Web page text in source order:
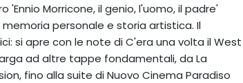
Morricone, il genio, l'uomo, il padre'
personale e storia artistica. Il
si apre con le note di C'era una volta il West
ad altre tappe fondamentali, da La
fino alla suite di Nuovo Cinema Paradiso